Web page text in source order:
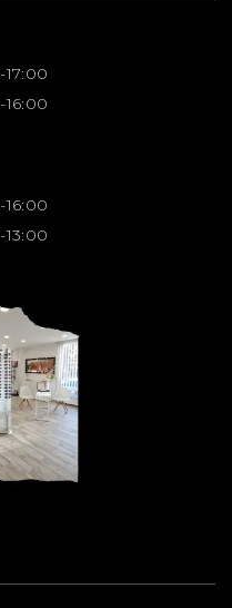
17:00
16:00
16:00
13:00